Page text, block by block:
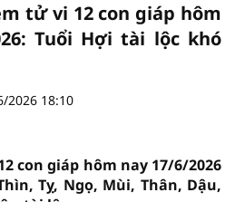
tử vi 12 con giáp hôm
Tuổi Hợi tài lộc khó
2026 18:10
con giáp hôm nay 17/6/2026
Tỵ, Ngọ, Mùi, Thân, Dậu,